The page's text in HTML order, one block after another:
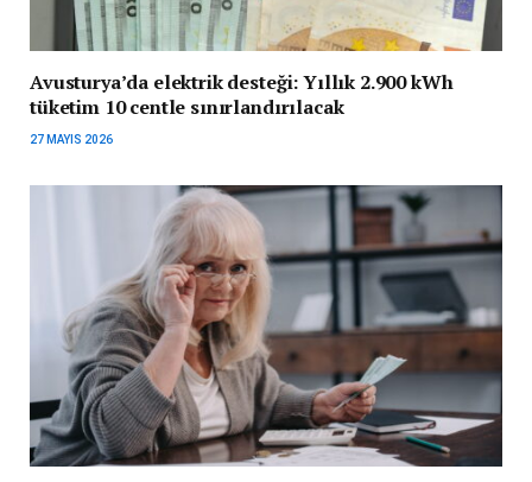
Avusturya’da elektrik desteği: Yıllık 2.900 kWh
tüketim 10 centle sınırlandırılacak
27 MAYIS 2026